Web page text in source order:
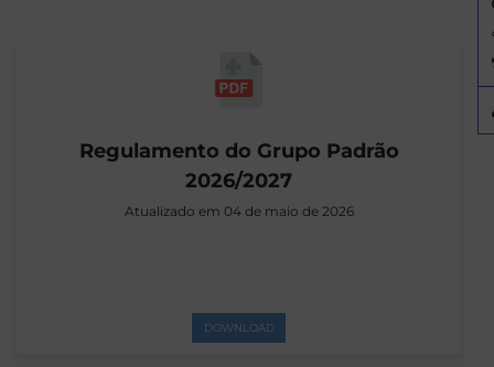
Regulamento do Grupo Padrão
2026/2027
Atualizado em 04 de maio de 2026
DOWNLOAD